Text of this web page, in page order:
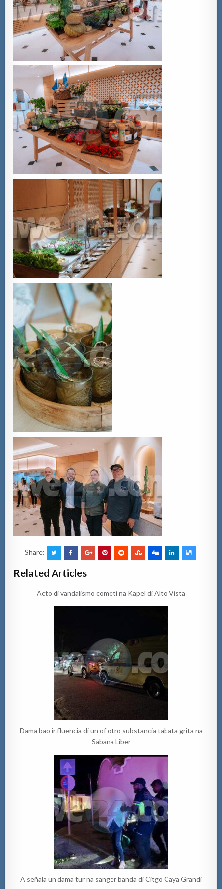
Share:
Related Articles
Acto di vandalismo cometi na Kapel di Alto Vista
Dama bao influencia di un of otro substancia tabata grita na
Sabana Liber
A señala un dama tur na sanger banda di Citgo Caya Grandi